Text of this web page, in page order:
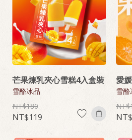
芒果煉乳夾心雪糕4入盒裝
雪酪冰品
180
119
愛
雪酪